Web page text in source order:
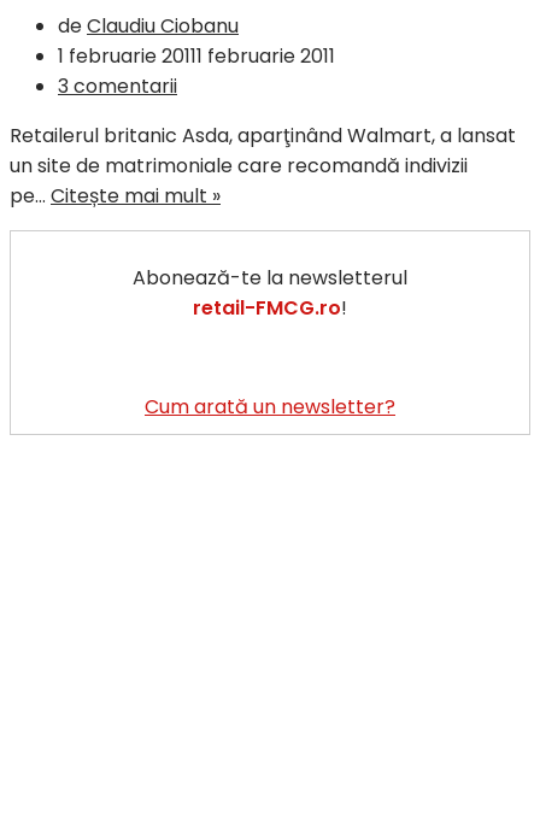
deClaudiu Ciobanu
1 februarie 20111 februarie 2011
3 comentarii
Retailerul britanic Asda, aparţinând Walmart, a lansat
un site de matrimoniale care recomandă indivizii
pe… Citește mai mult »Walmart
Asda
un
site
Abonează-te la newsletterul
retail-FMCG.ro!
Cum arată un newsletter?